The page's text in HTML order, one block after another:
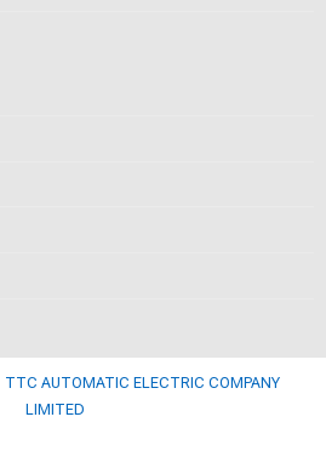
TTC AUTOMATIC ELECTRIC COMPANY
LIMITED